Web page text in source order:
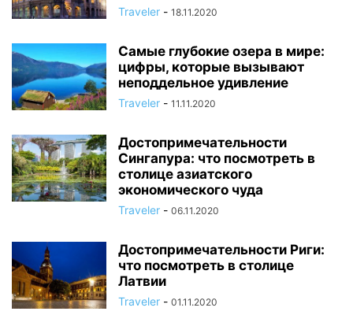
Traveler - 18.11.2020
Самые глубокие озера в мире:
цифры, которые вызывают
неподдельное удивление
Traveler - 11.11.2020
Достопримечательности
Сингапура: что посмотреть в
столице азиатского
экономического чуда
Traveler - 06.11.2020
Достопримечательности Риги:
что посмотреть в столице
Латвии
Traveler - 01.11.2020